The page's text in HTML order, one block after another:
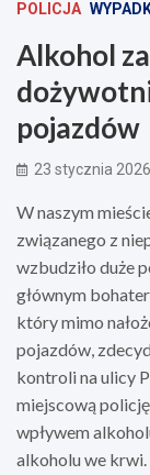
POLICJA
Alkohol
pojazdów
23 stycznia 2026
W naszym
związanego z
wzbudziło duże
głównym
który mimo
pojazdów,
kontroli na ulicy
miejscową
wpływem
alkoholu we krwi.